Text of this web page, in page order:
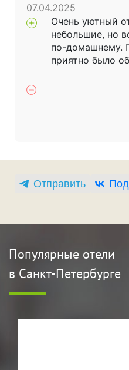
07.04.2025
Очень уютный
небольшие, но
по-домашнему.
приятно было
Отправить
Популярные отели
в Санкт-Петербурге